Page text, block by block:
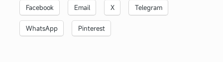
Facebook Email X Telegram
WhatsApp Pinterest